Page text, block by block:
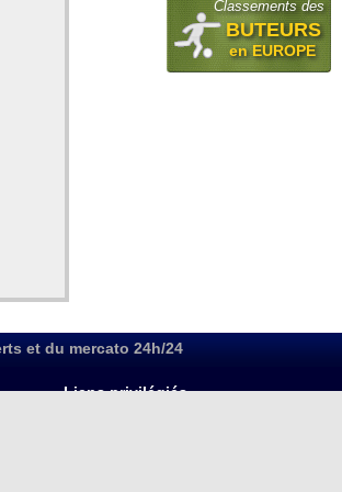
Classements des
BUTEURS
en EUROPE
et du mercato 24h/24
Liens privilégiés